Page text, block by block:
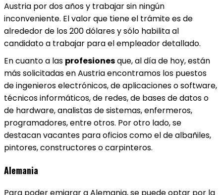
Austria por dos años y trabajar sin ningún
inconveniente. El valor que tiene el trámite es de
alrededor de los 200 dólares y sólo habilita al
candidato a trabajar para el empleador detallado.
En cuanto a las profesionesque, al día de hoy, están
más solicitadas en Austria encontramos los puestos
de ingenieros electrónicos, de aplicaciones o software,
técnicos informáticos, de redes, de bases de datos o
de hardware, analistas de sistemas, enfermeros,
programadores, entre otros. Por otro lado, se
destacan vacantes para oficios como el de albañiles,
pintores, constructores o carpinteros.
Alemania